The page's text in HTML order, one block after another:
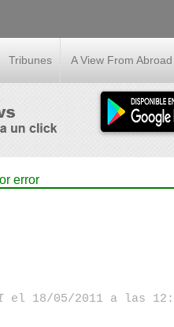
Tribunes A View From Abroad
error
el 18/05/2011 a las